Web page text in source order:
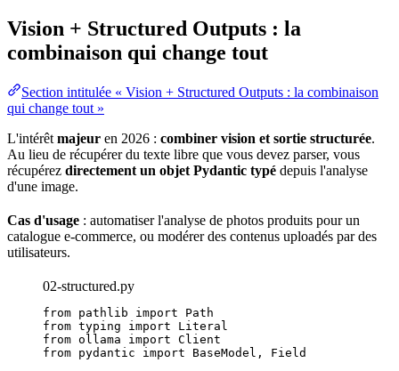
Vision + Structured Outputs : la
combinaison qui change tout
Section intitulée « Vision + Structured Outputs : la combinaison
qui change tout »
L'intérêt majeur en 2026 : combiner vision et sortie structurée.
Au lieu de récupérer du texte libre que vous devez parser, vous
récupérez directement un objet Pydantic typé depuis l'analyse
d'une image.
Cas d'usage : automatiser l'analyse de photos produits pour un
catalogue e-commerce, ou modérer des contenus uploadés par des
utilisateurs.
02-structured.py
from pathlib import Path
from typing import Literal
from ollama import Client
from pydantic import BaseModel, Field